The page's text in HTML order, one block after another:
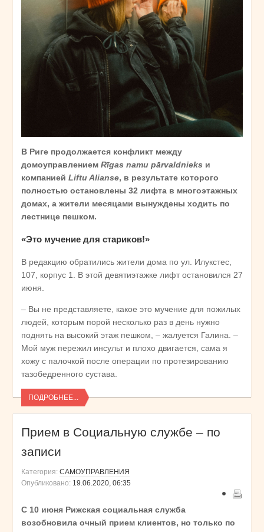
В Риге продолжается конфликт между
домоуправлением Rīgas namu pārvaldnieks и
компанией Liftu Alianse, в результате которого
полностью остановлены 32 лифта в многоэтажных
домах, а жители месяцами вынуждены ходить по
лестнице пешком.
«Это мучение для стариков!»
В редакцию обратились жители дома по ул. Илукстес,
107, корпус 1. В этой девятиэтажке лифт остановился 27
июня.
– Вы не представляете, какое это мучение для пожилых
людей, которым порой несколько раз в день нужно
поднять на высокий этаж пешком, – жалуется Галина. –
Мой муж пережил инсульт и плохо двигается, сама я
хожу с палочкой после операции по протезированию
тазобедренного сустава.
ПОДРОБНЕЕ...
Прием в Социальную службе – по
записи
Категория: САМОУПРАВЛЕНИЯ
Опубликовано: 19.06.2020, 06:35
С 10 июня Рижская социальная служба
возобновила очный прием клиентов, но только по